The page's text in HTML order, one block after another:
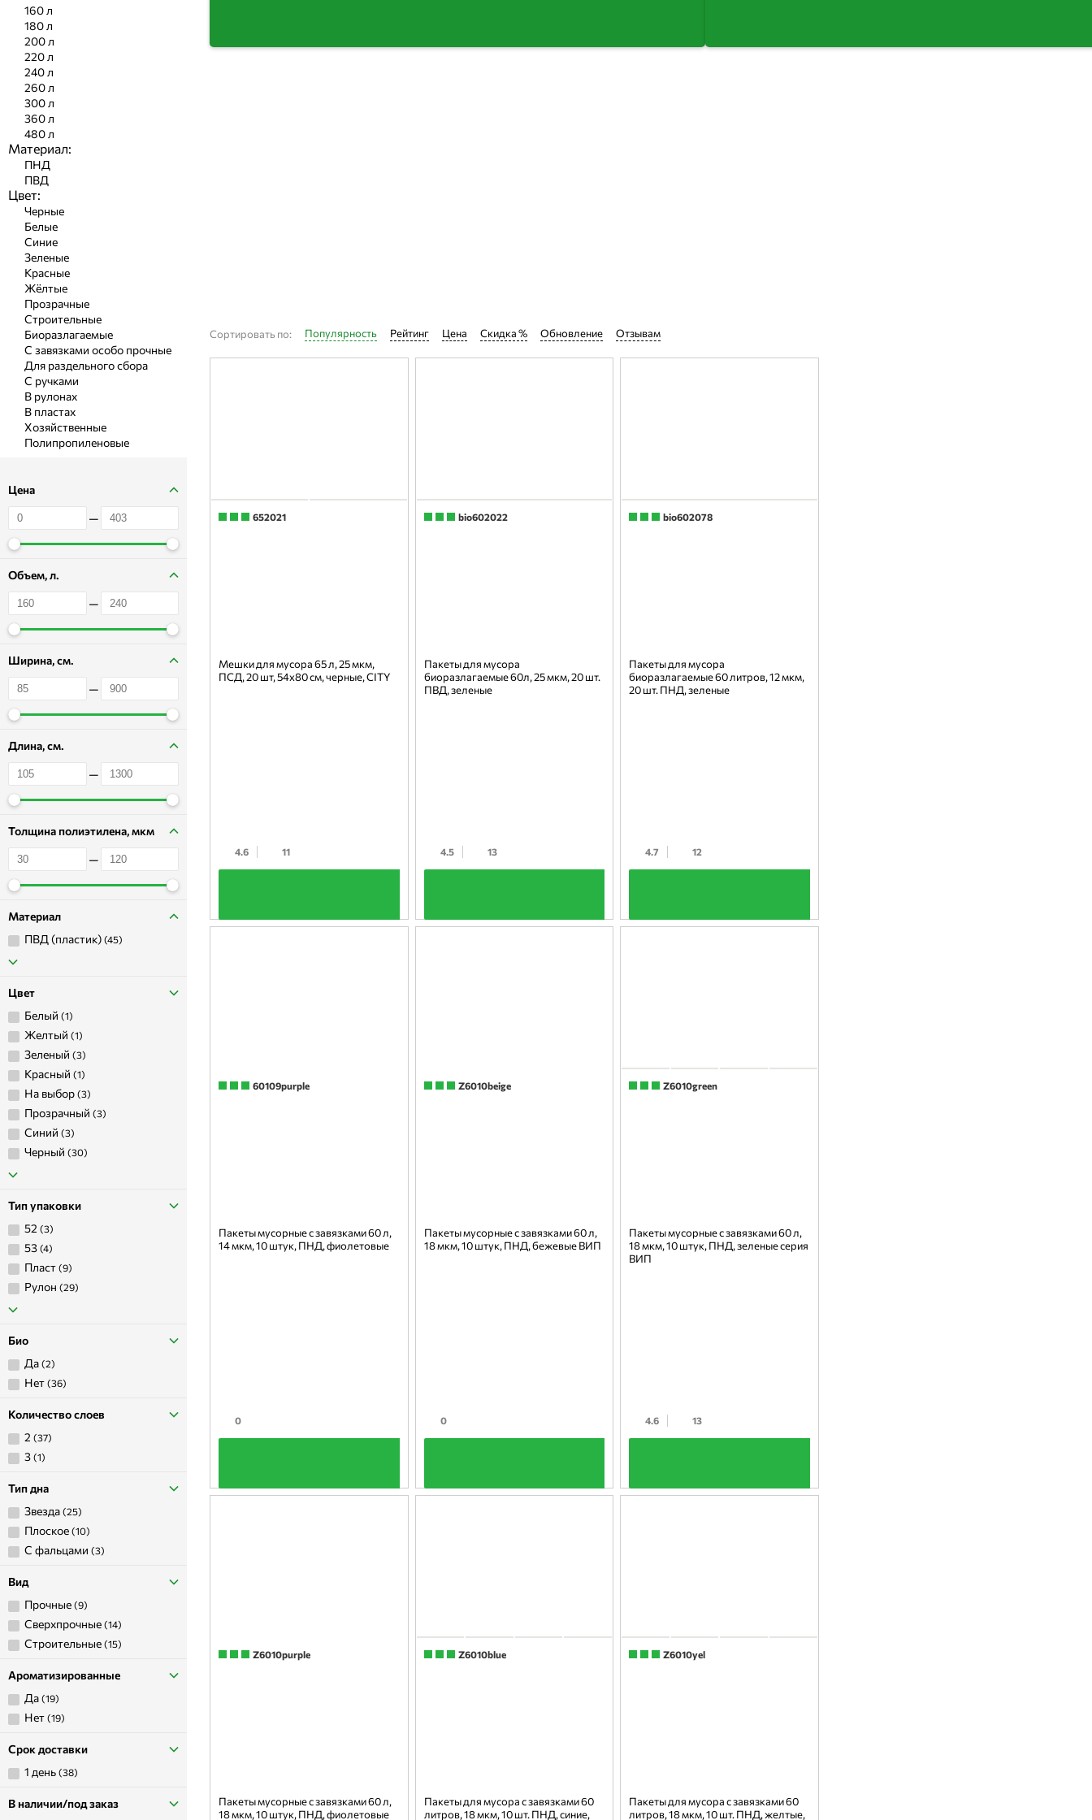
160 л
180 л
200 л
220 л
240 л
260 л
300 л
360 л
480 л
Материал:
ПНД
ПВД
Цвет:
Черные
Белые
Синие
Зеленые
Красные
Жёлтые
Прозрачные
Строительные
Биоразлагаемые
С завязками особо прочные
Для раздельного сбора
С ручками
В рулонах
В пластах
Хозяйственные
Полипропиленовые
Цена
—
Объем, л.
—
Ширина, см.
—
Длина, см.
—
Толщина полиэтилена, мкм
—
Материал
ПВД (пластик) (45)
Цвет
Белый (1)
Желтый (1)
Зеленый (3)
Красный (1)
На выбор (3)
Прозрачный (3)
Синий (3)
Черный (30)
Тип упаковки
52 (3)
53 (4)
пласт (9)
рулон (29)
Био
да (2)
нет (36)
Количество слоев
(37)
(1)
Тип дна
звезда (25)
плоское (10)
с фальцами (3)
Вид
Прочные (9)
Сверхпрочные (14)
Строительные (15)
Ароматизированные
да (19)
нет (19)
Срок доставки
1 день (38)
В наличии/под заказ
Сортировать по: Популярность Рейтинг Ценa Скидка % Обновление Отзывам
652021
Мешки для мусора 65 л, 25 мкм,
ПСД, 20 шт, 54х80 см, черные, CITY
4.6 11
bio602022
Пакеты для мусора
биоразлагаемые 60л, 25 мкм, 20 шт.
ПВД, зеленые
4.5 13
bio602078
Пакеты для мусора
биоразлагаемые 60 литров, 12 мкм,
20 шт. ПНД, зеленые
4.7 12
60109purple
Пакеты мусорные с завязками 60 л,
14 мкм, 10 штук, ПНД, фиолетовые
0
Z6010beige
Пакеты мусорные с завязками 60 л,
18 мкм, 10 штук, ПНД, бежевые ВИП
0
Z6010green
Пакеты мусорные с завязками 60 л,
18 мкм, 10 штук, ПНД, зеленые серия
ВИП
4.6 13
Z6010purple
Пакеты мусорные с завязками 60 л,
18 мкм, 10 штук, ПНД, фиолетовые
Z6010blue
Пакеты для мусора с завязками 60
литров, 18 мкм, 10 шт. ПНД, синие,
Z6010yel
Пакеты для мусора с завязками 60
литров, 18 мкм, 10 шт. ПНД, желтые,